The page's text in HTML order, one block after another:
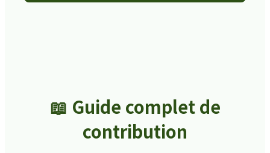
📖 Guide complet de
contribution